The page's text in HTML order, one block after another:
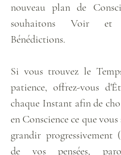
nouveau plan de
souhaitons Voir
Bénédictions.
Si vous trouvez le
patience, offrez-vous
chaque Instant afin de
en Conscience ce que
grandir progressivement
de vos pensées,